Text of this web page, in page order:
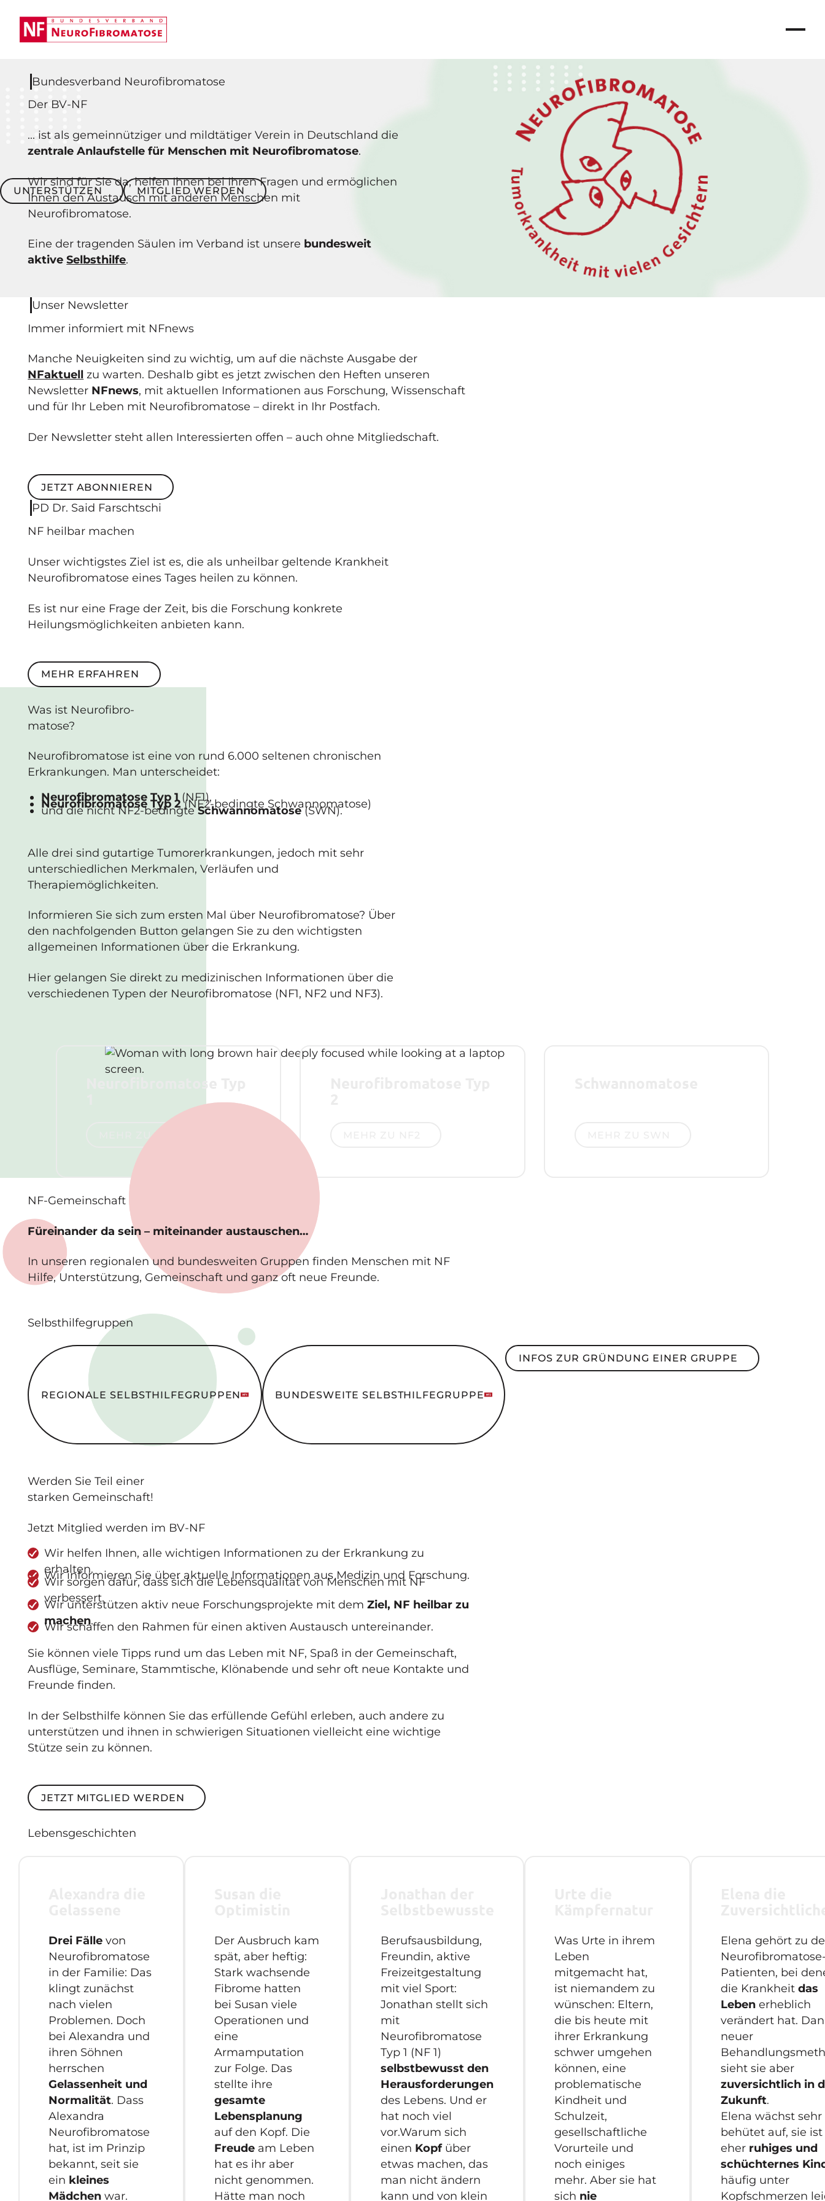
Bundesverband Neurofibromatose
Der BV-NF
... ist als gemeinnütziger und mildtätiger Verein in Deutschland die
zentrale Anlaufstelle für Menschen mit Neurofibromatose.
Wir sind für Sie da, helfen Ihnen bei Ihren Fragen und ermöglichen
Ihnen den Austausch mit anderen Menschen mit
Neurofibromatose.
Eine der tragenden Säulen im Verband ist unsere bundesweit
aktiveSelbsthilfe.
Unterstützen
UNTERSTÜTZEN Mitglied werden
MITGLIED WERDEN
Unser Newsletter
Immer informiert mit NFnews
Manche Neuigkeiten sind zu wichtig, um auf die nächste Ausgabe der
NFaktuell zu warten. Deshalb gibt es jetzt zwischen den Heften unseren
Newsletter NFnews, mit aktuellen Informationen aus Forschung, Wissenschaft
und für Ihr Leben mit Neurofibromatose – direkt in Ihr Postfach.
Der Newsletter steht allen Interessierten offen – auch ohne Mitgliedschaft.
Jetzt abonnieren
JETZT ABONNIEREN
PD Dr. Said Farschtschi
NF heilbar machen
Unser wichtigstes Ziel ist es, die als unheilbar geltende Krankheit
Neurofibromatose eines Tages heilen zu können.
Es ist nur eine Frage der Zeit, bis die Forschung konkrete
Heilungsmöglichkeiten anbieten kann.
Mehr erfahren
MEHR ERFAHREN
Was ist Neuro­fibro­
matose?
Neurofibromatose ist eine von rund 6.000 seltenen chronischen
Erkrankungen. Man unterscheidet:
Neurofibromatose Typ 1(NF1),
Neurofibromatose Typ 2(NF2-bedingte Schwannomatose)
und die nicht NF2-bedingteSchwannomatose(SWN).
Alle drei sind gutartige Tumorerkrankungen, jedoch mit sehr
unterschiedlichen Merkmalen, Verläufen und
Therapiemöglichkeiten.
Informieren Sie sich zum ersten Mal über Neurofibromatose? Über
den nachfolgenden Button gelangen Sie zu den wichtigsten
allgemeinen Informationen über die Erkrankung.
Hier gelangen Sie direkt zu medizinischen Informationen über die
verschiedenen Typen der Neurofibromatose (NF1, NF2 und NF3).
MEHR ZU NF1
NF-Gemeinschaft
Füreinander da sein – miteinander austauschen…
In unseren regionalen und bundesweiten Gruppen finden Menschen mit NF
Hilfe, Unterstützung, Gemeinschaft und ganz oft neue Freunde.
Selbsthilfegruppen
Regionale Selbsthilfe­gruppen
REGIONALE SELBSTHILFE­GRUPPEN
Bundesweite SelbsthilfeGruppe
BUNDESWEITE SELBSTHILFEGRUPPE
Infos zur Gründung einer Gruppe
INFOS ZUR GRÜNDUNG EINER GRUPPE
Werden SieTeil einer
starken Gemeinschaft!
Jetzt Mitglied werden im BV-NF
Wir helfen Ihnen, alle wichtigen Informationen zu der Erkrankung zu
erhalten.
Wir informieren Sie über aktuelle Informationen aus Medizin und Forschung.
Wir sorgen dafür, dass sich die Lebensqualität von Menschen mit NF
verbessert.
Wir unterstützen aktiv neue Forschungsprojekte mit dem Ziel, NF heilbar zu
machen.
Wir schaffen den Rahmen für einen aktiven Austausch untereinander.
Sie können viele Tipps rund um das Leben mit NF, Spaß in der Gemeinschaft,
Ausflüge, Seminare, Stammtische, Klönabende und sehr oft neue Kontakte und
Freunde finden.
In der Selbsthilfe können Sie das erfüllende Gefühl erleben, auch andere zu
unterstützen und ihnen in schwierigen Situationen vielleicht eine wichtige
Stütze sein zu können.
Jetzt Mitglied werden
JETZT MITGLIED WERDEN
Lebensgeschichten
Drei Fälle von
Neurofibromatose
in der Familie: Das
klingt zunächst
nach vielen
Problemen. Doch
bei Alexandra und
ihren Söhnen
herrschen
Gelassenheit und
Normalität. Dass
Alexandra
Neurofibromatose
hat, ist im Prinzip
bekannt, seit sie
ein kleines
Mädchen war.
Der Ausbruch kam
spät, aber heftig:
Stark wachsende
Fibrome hatten
bei Susan viele
Operationen und
eine
Armamputation
zur Folge. Das
stellte ihre
gesamte
Lebensplanung
auf den Kopf. Die
Freude am Leben
hat es ihr aber
nicht genommen.
Hätte man noch
Berufsausbildung,
Freundin, aktive
Freizeitgestaltung
mit viel Sport:
Jonathan stellt sich
mit
Neurofibromatose
Typ 1 (NF 1)
selbstbewusst den
Herausforderungen
des Lebens. Und er
hat noch viel
vor.Warum sich
einen Kopfüber
etwas machen, das
man nicht ändern
kann und von klein
Was Urte in ihrem
Leben
mitgemacht hat,
ist niemandem zu
wünschen: Eltern,
die bis heute mit
ihrer Erkrankung
schwer umgehen
können, eine
problematische
Kindheit und
Schulzeit,
gesellschaftliche
Vorurteile und
noch einiges
mehr. Aber sie hat
sich nie
Elena gehört zu
Patienten, bei
die Krankheitdas
Leben erheblich
verändert hat.
neuer
sieht sie aber
zuversichtlich in
Zukunft.
Elena wächst sehr
behütet auf, sie
eher ruhiges und
schüchternes
häufig unter
Kopfschmerzen